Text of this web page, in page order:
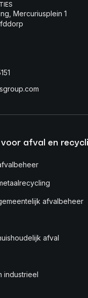
Mercuriusplein 1
afval en
afvalbeheer
afval
industrieel